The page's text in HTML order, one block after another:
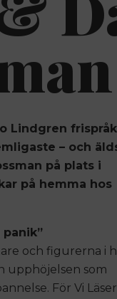
Lindgren
– och
på plats i
på hemma hos
och figurerna i
upphöjelsen som
För Vi